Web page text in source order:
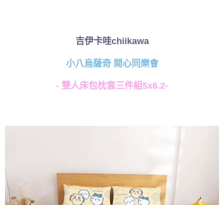
每筆NT$80，滿NT$699(含以上)免運費
吉伊卡哇chiikawa
小八烏薩奇 開心同樂會
- 雙人床包枕套三件組5x6.2-